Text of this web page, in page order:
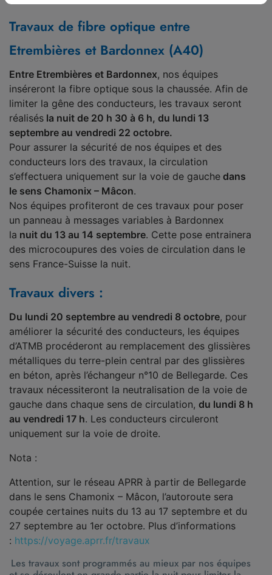
Travaux de fibre optique entre
Etrembières et Bardonnex (A40)
Entre Etrembières et Bardonnex, nos équipes
inséreront la fibre optique sous la chaussée. Afin de
limiter la gêne des conducteurs, les travaux seront
réalisés la nuit de 20 h 30 à 6 h, du lundi 13
septembre au vendredi 22 octobre.
Pour assurer la sécurité de nos équipes et des
conducteurs lors des travaux, la circulation
s’effectuera uniquement sur la voie de gauche dans
le sens Chamonix – Mâcon.
Nos équipes profiteront de ces travaux pour poser
un panneau à messages variables à Bardonnex
la nuit du 13 au 14 septembre. Cette pose entrainera
des microcoupures des voies de circulation dans le
sens France-Suisse la nuit.
Travaux divers :
Du lundi 20 septembre au vendredi 8 octobre, pour
améliorer la sécurité des conducteurs, les équipes
d’ATMB procéderont au remplacement des glissières
métalliques du terre-plein central par des glissières
en béton, après l’échangeur n°10 de Bellegarde. Ces
travaux nécessiteront la neutralisation de la voie de
gauche dans chaque sens de circulation, du lundi 8 h
au vendredi 17 h. Les conducteurs circuleront
uniquement sur la voie de droite.
Nota :
Attention, sur le réseau APRR à partir de Bellegarde
dans le sens Chamonix – Mâcon, l’autoroute sera
coupée certaines nuits du 13 au 17 septembre et du
27 septembre au 1er octobre. Plus d’informations
: https://voyage.aprr.fr/travaux
Les travaux sont programmés au mieux par nos équipes